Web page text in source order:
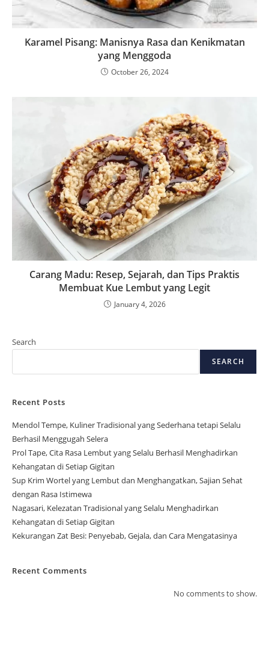
Karamel Pisang: Manisnya Rasa dan Kenikmatan
yang Menggoda
October 26, 2024
Carang Madu: Resep, Sejarah, dan Tips Praktis
Membuat Kue Lembut yang Legit
January 4, 2026
Search
SEARCH
Recent Posts
Mendol Tempe, Kuliner Tradisional yang Sederhana tetapi Selalu
Berhasil Menggugah Selera
Prol Tape, Cita Rasa Lembut yang Selalu Berhasil Menghadirkan
Kehangatan di Setiap Gigitan
Sup Krim Wortel yang Lembut dan Menghangatkan, Sajian Sehat
dengan Rasa Istimewa
Nagasari, Kelezatan Tradisional yang Selalu Menghadirkan
Kehangatan di Setiap Gigitan
Kekurangan Zat Besi: Penyebab, Gejala, dan Cara Mengatasinya
Recent Comments
No comments to show.